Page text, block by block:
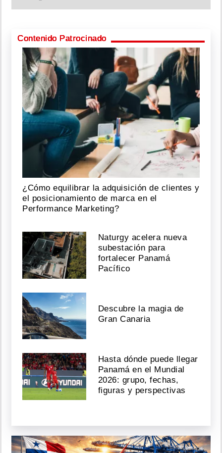
Contenido Patrocinado
¿Cómo equilibrar la adquisición de clientes y
el posicionamiento de marca en el
Performance Marketing?
Naturgy acelera nueva
subestación para
fortalecer Panamá
Pacífico
Descubre la magia de
Gran Canaria
Hasta dónde puede llegar
Panamá en el Mundial
2026: grupo, fechas,
figuras y perspectivas